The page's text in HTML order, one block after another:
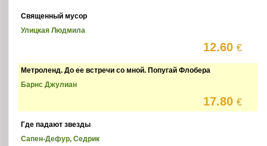
Священный мусор
Улицкая Людмила
12.60€
Метроленд. До ее встречи со мной. Попугай Флобера
Барнс Джулиан
17.80€
Где падают звезды
Сапен-Дефур, Седрик